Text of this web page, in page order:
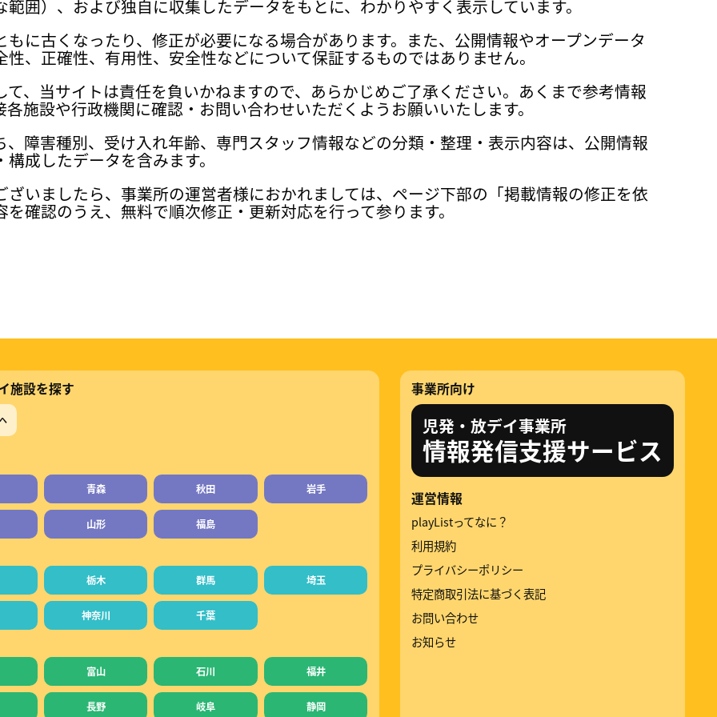
囲）、および独自に収集したデータをもとに、わかりやすく表示しています。
に古くなったり、修正が必要になる場合があります。また、公開情報やオープンデータ
、正確性、有用性、安全性などについて保証するものではありません。
、当サイトは責任を負いかねますので、あらかじめご了承ください。あくまで参考情報
施設や行政機関に確認・お問い合わせいただくようお願いいたします。
障害種別、受け入れ年齢、専門スタッフ情報などの分類・整理・表示内容は、公開情報
成したデータを含みます。
いましたら、事業所の運営者様におかれましては、ページ下部の「掲載情報の修正を依
確認のうえ、無料で順次修正・更新対応を行って参ります。
施設を探す
青森 秋田 岩手
山形 福島
栃木 群馬 埼玉
神奈川 千葉
富山 石川 福井
長野 岐阜 静岡
事業所向け
児発・放デイ事業所
情報発信支援サービス
運営情報
playListってなに？
利用規約
プライバシーポリシー
特定商取引法に基づく表記
お問い合わせ
お知らせ